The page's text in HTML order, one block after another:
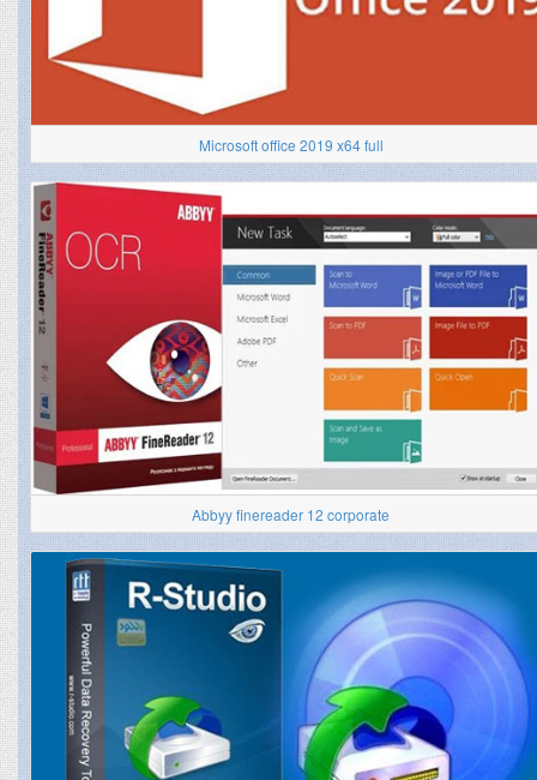
Microsoft office 2019 x64 full
Abbyy finereader 12 corporate